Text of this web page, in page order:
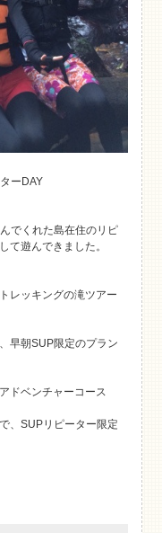
ーDAY
でくれた島在住のリピ
て遊んできました。
レッキングの滝ツアー
早朝SUP限定のプラン
ドベンチャーコース
、SUPリピーター限定